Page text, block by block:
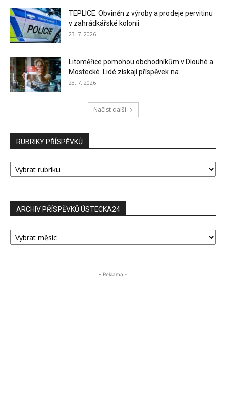
TEPLICE: Obviněn z výroby a prodeje pervitinu
v zahrádkářské kolonii
23. 7. 2026
Litoměřice pomohou obchodníkům v Dlouhé a
Mostecké. Lidé získají příspěvek na...
23. 7. 2026
Načíst další
RUBRIKY PŘÍSPĚVKŮ
RUBRIKY
PŘÍSPĚVKŮ
ARCHIV PŘÍSPĚVKŮ ÚSTECKA24
ARCHIV
PŘÍSPĚVKŮ
- Reklama -